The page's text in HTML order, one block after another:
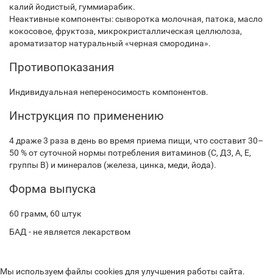
калий йодистый, гуммиарабик.
Неактивные компоненты: сыворотка молочная, патока, масло
кокосовое, фруктоза, микрокристаллическая целлюлоза,
ароматизатор натуральный «черная смородина».
Противопоказания
Индивидуальная непереносимость компонентов.
Инструкция по применению
4 драже 3 раза в день во время приема пищи, что составит 30–
50 % от суточной нормы потребления витаминов (С, Д3, А, Е,
группы В) и минералов (железа, цинка, меди, йода).
Форма выпуска
60 грамм, 60 штук
БАД - не является лекарством
Мы используем файлы cookies для улучшения работы сайта.